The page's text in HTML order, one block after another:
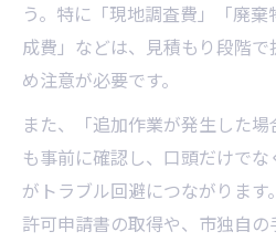
う。特に「現地調査費」「廃
成費」などは、見積もり段階
め注意が必要です。
また、「追加作業が発生した
も事前に確認し、口頭だけで
がトラブル回避につながりま
許可申請書の取得や、市独自